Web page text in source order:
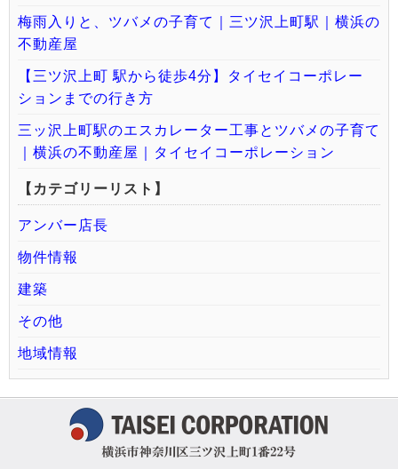
梅雨入りと、ツバメの子育て｜三ツ沢上町駅｜横浜の
不動産屋
【三ツ沢上町 駅から徒歩4分】タイセイコーポレー
ションまでの行き方
三ッ沢上町駅のエスカレーター工事とツバメの子育て
｜横浜の不動産屋｜タイセイコーポレーション
【カテゴリーリスト】
アンバー店長
物件情報
建築
その他
地域情報